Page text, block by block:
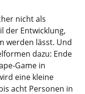
nicht als
der Entwicklung,
werden lässt. Und
dazu: Ende
Game in
eine kleine
acht Personen in